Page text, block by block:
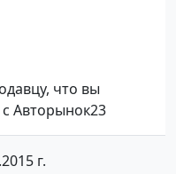
что вы
Авторынок23
г.